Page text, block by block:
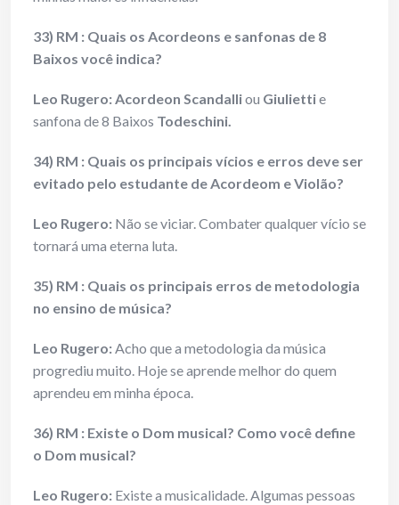
33) RM : Quais os Acordeons e sanfonas de 8
Baixos você indica?
Leo Rugero: Acordeon Scandalliou Giuliettie
sanfona de 8 Baixos Todeschini.
34) RM : Quais os principais vícios e erros deve ser
evitado pelo estudante de Acordeom e Violão?
Leo Rugero: Não se viciar. Combater qualquer vício se
tornará uma eterna luta.
35) RM : Quais os principais erros de metodologia
no ensino de música?
Leo Rugero:Acho que a metodologia da música
progrediu muito. Hoje se aprende melhor do quem
aprendeu em minha época.
36) RM : Existe o Dom musical? Como você define
o Dom musical?
Leo Rugero: Existe a musicalidade. Algumas pessoas